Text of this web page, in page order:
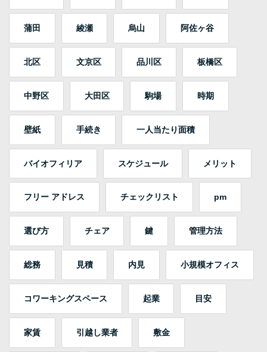
蒲田 綾瀬 烏山 阿佐ヶ谷
北区 文京区 品川区 板橋区
中野区 大田区 駒場 時期
壁紙 手続き 一人当たり面積
バイオフィリア スケジュール メリット
フリー アドレス チェックリスト pm
選び方 チェア 鍵 管理方法
総務 見積 内見 小規模オフィス
コワーキングスペース 起業 目安
家賃 引越し業者 敷金